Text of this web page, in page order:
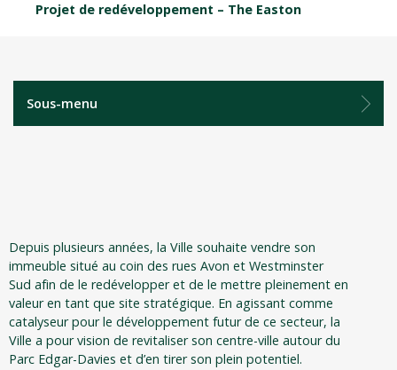
Projet de redéveloppement – The Easton
Sous-menu
Depuis plusieurs années, la Ville souhaite vendre son
immeuble situé au coin des rues Avon et Westminster
Sud afin de le redévelopper et de le mettre pleinement en
valeur en tant que site stratégique. En agissant comme
catalyseur pour le développement futur de ce secteur, la
Ville a pour vision de revitaliser son centre-ville autour du
Parc Edgar-Davies et d’en tirer son plein potentiel.